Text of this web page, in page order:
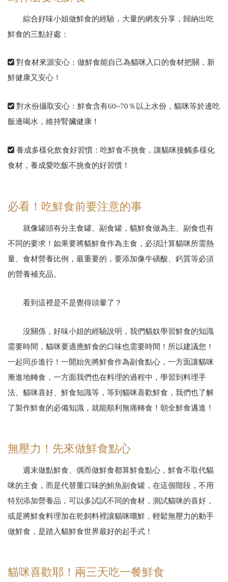
綜合好味小姐做鮮食的經驗，大量的網友分享，歸納出吃
鮮食的三點好處：
對食材來源安心：做鮮食能自己為貓咪入口的食材把關，新
鮮健康又安心！
對水份攝取安心：鮮食含有60~70％以上水份，貓咪等於邊吃
飯邊喝水，維持腎臟健康！
養成多樣化飲食好習慣：吃鮮食不挑食，讓貓咪接觸多樣化
食材，養成愛吃飯不挑食的好習慣！
必看！吃鮮食前要注意的事
就像罐頭有分主食罐、副食罐，貓鮮食做為主、副食也有
不同的要求！如果要將貓鮮食作為主食，必須計算貓咪所需熱
量、食材營養比例，最重要的，要添加像牛磺酸、鈣質等必須
的營養補充品。
看到這裡是不是覺得頭暈了？
沒關係，好味小姐的經驗說明，我們貓奴學習鮮食的知識
需要時間，貓咪要適應鮮食的口味也需要時間！所以建議您！
一起同步進行！一開始先將鮮食作為副食點心，一方面讓貓咪
漸進地轉食，一方面我們也在料理的過程中，學習到料理手
法、貓咪喜好、鮮食知識等，等到貓咪喜歡鮮食，我們也了解
了製作鮮食的必備知識，就能順利無痛轉食！朝全鮮食邁進！
無壓力！先來做鮮食點心
週末做點鮮食、偶而做鮮食都算鮮食點心，鮮食不取代貓
咪的主食，而是代替重口味的鮪魚副食罐，在這個階段，不用
特別添加營養品，可以多試試不同的食材，測試貓咪的喜好，
或是將鮮食料理加在乾飼料裡讓貓咪嚐鮮，輕鬆無壓力的動手
做鮮食，是踏入貓鮮食世界最好的起手式！
貓咪喜歡耶！兩三天吃一餐鮮食